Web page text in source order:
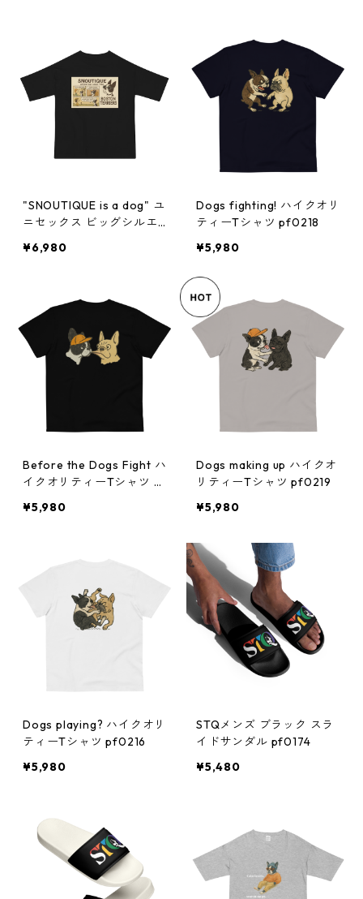
"SNOUTIQUE is a dog" ユ
ニセックス ビッグシルエ
¥6,980
Dogs fighting! ハイクオリ
ティーTシャツ pf0218
¥5,980
Before the Dogs Fight ハ
イクオリティーTシャツ pf
¥5,980
Dogs making up ハイクオ
リティーTシャツ pf0219
¥5,980
Dogs playing? ハイクオリ
ティーTシャツ pf0216
¥5,980
STQメンズ ブラック スラ
イドサンダル pf0174
¥5,480